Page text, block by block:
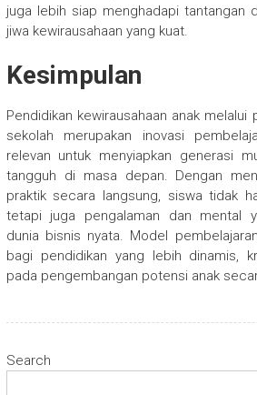
juga lebih siap menghadapi tantangan
jiwa kewirausahaan yang kuat.
Kesimpulan
Pendidikan kewirausahaan anak
sekolah merupakan inovasi
relevan untuk menyiapkan generasi
tangguh di masa depan. Dengan
praktik secara langsung, siswa tidak
tetapi juga pengalaman dan mental
dunia bisnis nyata. Model
bagi pendidikan yang lebih dinamis,
pada pengembangan potensi anak
Search